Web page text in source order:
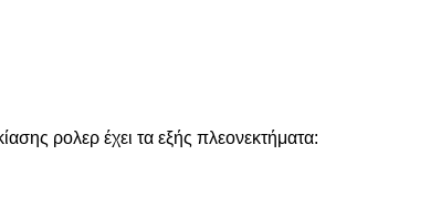
ρολερ έχει τα εξής πλεονεκτήματα: